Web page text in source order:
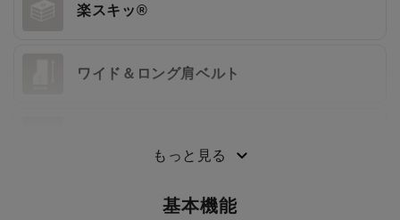
楽スキッ®
ワイド＆ロング肩ベルト
もっと見る
基本機能